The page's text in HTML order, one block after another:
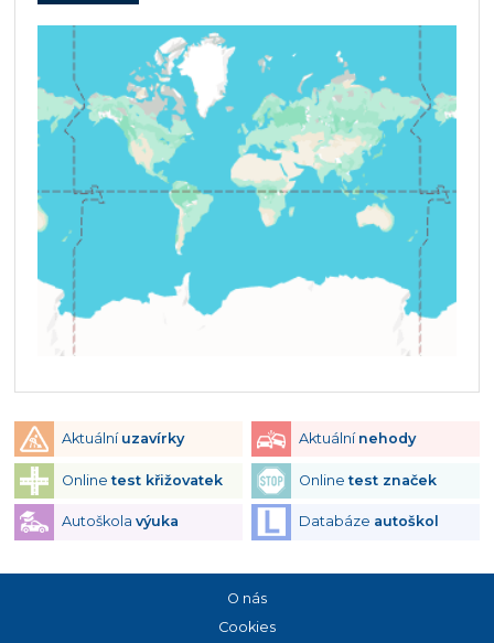
Aktuální uzavírky Aktuální nehody
Onlinetest křižovatek Onlinetest značek
Autoškola výuka Databáze autoškol
O nás
Cookies